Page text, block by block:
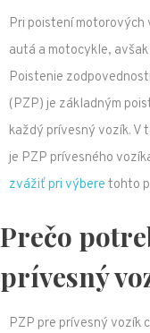
Pri poistení motorových
autá a motocykle,
Poistenie
(PZP) je základným
každý prívesný vozík. V
je PZP prívesného
zvážiť pri výbere tohto
Prečo
prívesný
PZP pre prívesný vozík